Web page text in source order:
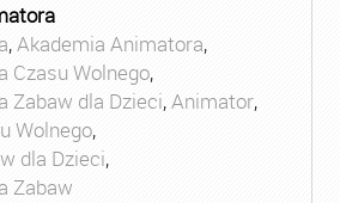
,Akademia Animatora,
Czasu Wolnego,
Zabaw dla Dzieci,Animator,
Wolnego,
dla Dzieci,
Zabaw